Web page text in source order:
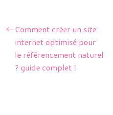
Comment créer un site
internet optimisé pour
le référencement naturel
? guide complet !